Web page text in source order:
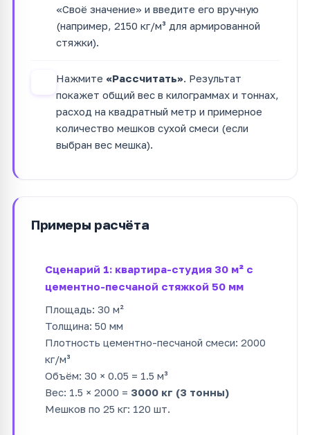
«Своё значение» и введите его вручную
(например, 2150 кг/м³ для армированной
стяжки).
Нажмите «Рассчитать». Результат
покажет общий вес в килограммах и тоннах,
расход на квадратный метр и примерное
количество мешков сухой смеси (если
выбран вес мешка).
Примеры расчёта
Сценарий 1: квартира-студия 30 м² с
цементно-песчаной стяжкой 50 мм
Площадь: 30 м²
Толщина: 50 мм
Плотность цементно-песчаной смеси: 2000
кг/м³
Объём: 30 × 0.05 = 1.5 м³
Вес: 1.5 × 2000 = 3000 кг (3 тонны)
Мешков по 25 кг: 120 шт.